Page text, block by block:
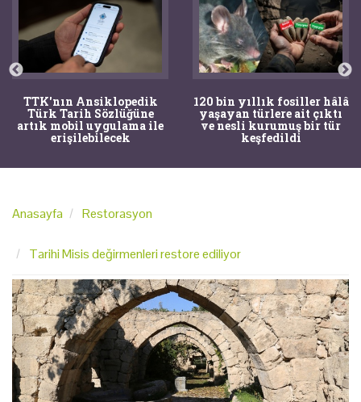
TTK'nın Ansiklopedik
Türk Tarih Sözlüğüne
artık mobil uygulama ile
erişilebilecek
120 bin yıllık fosiller hâlâ
yaşayan türlere ait çıktı
ve nesli kurumuş bir tür
keşfedildi
Anasayfa Restorasyon
Tarihi Misis değirmenleri restore ediliyor